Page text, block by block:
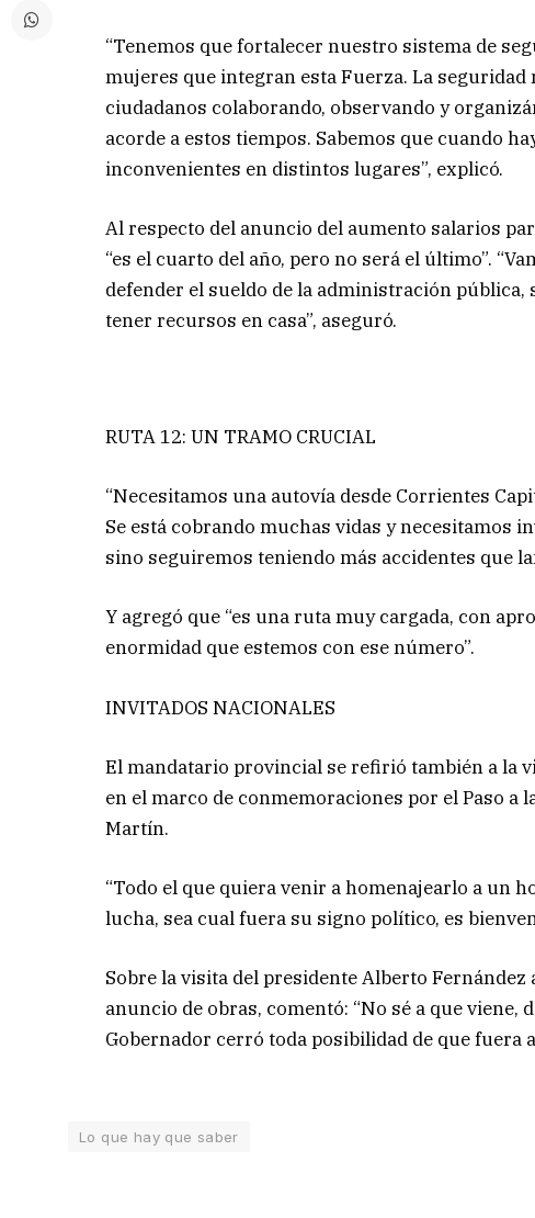
“Tenemos que fortalecer nuestro sistema de
mujeres que integran esta Fuerza. La
ciudadanos colaborando, observando y
acorde a estos tiempos. Sabemos que cuando
inconvenientes en distintos lugares”, explicó.
Al respecto del anuncio del aumento salarios
“es el cuarto del año, pero no será el último”.
defender el sueldo de la administración
tener recursos en casa”, aseguró.
RUTA 12: UN TRAMO CRUCIAL
“Necesitamos una autovía desde Corrientes
Se está cobrando muchas vidas y necesitamos
sino seguiremos teniendo más accidentes que
Y agregó que “es una ruta muy cargada, con
enormidad que estemos con ese número”.
INVITADOS NACIONALES
El mandatario provincial se refirió también a la
en el marco de conmemoraciones por el Paso a
Martín.
“Todo el que quiera venir a homenajearlo a un
lucha, sea cual fuera su signo político, es
Sobre la visita del presidente Alberto
anuncio de obras, comentó: “No sé a que viene,
Gobernador cerró toda posibilidad de que fuera
Lo que hay que saber